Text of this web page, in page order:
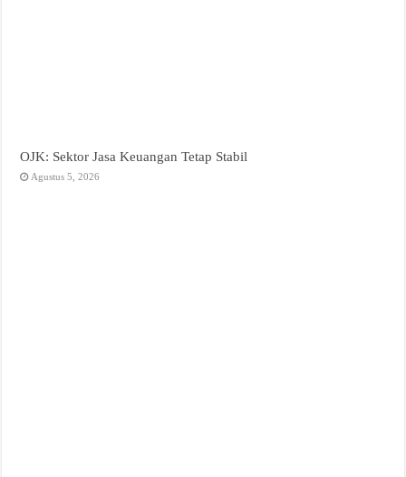
OJK: Sektor Jasa Keuangan Tetap Stabil
Agustus 5, 2026